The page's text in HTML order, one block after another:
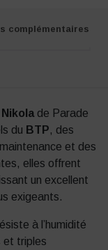
complémentaires
de Parade
du BTP, des
et des
elles offrent
un excellent
exigeants.
à l’humidité
et triples